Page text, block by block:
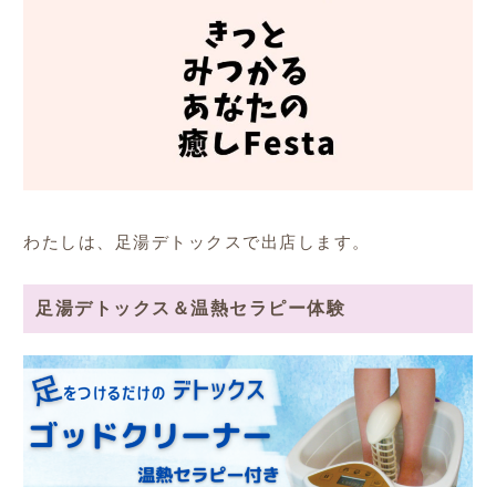
わたしは、足湯デトックスで出店します。
足湯デトックス＆温熱セラピー体験